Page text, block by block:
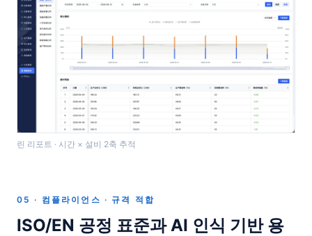
린 리포트 · 시간 × 설비 2축 추적
05 · 컴플라이언스 · 규격 적합
ISO/EN 공정 표준과 AI 인식 기반 용